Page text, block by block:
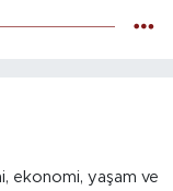
ekonomi, yaşam ve